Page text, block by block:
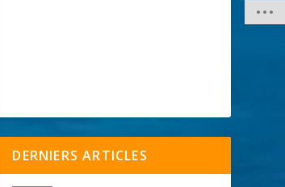
DERNIERS ARTICLES